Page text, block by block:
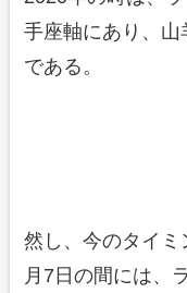
手座軸にあり、
である。
然し、今のタイ
月7日の間には、